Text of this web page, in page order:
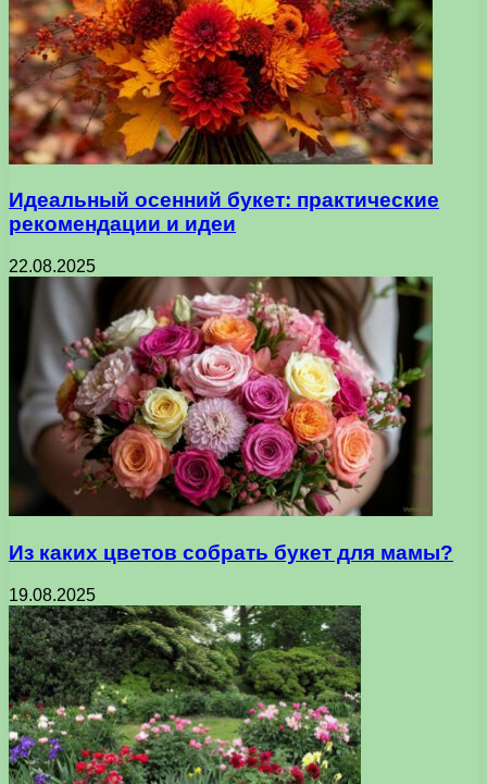
Идеальный осенний букет: практические
рекомендации и идеи
22.08.2025
Из каких цветов собрать букет для мамы?
19.08.2025